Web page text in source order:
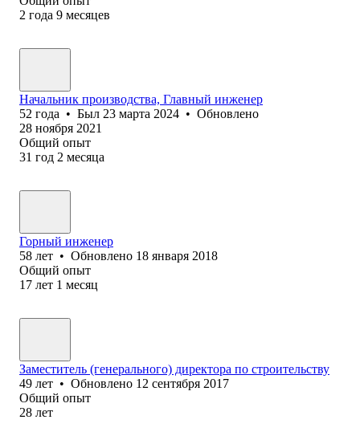
2 года 9 месяцев
Начальник производства, Главный инженер
52 года • Был 23 марта 2024 • Обновлено
28 ноября 2021
Общий опыт
31 год 2 месяца
Горный инженер
58 лет • Обновлено 18 января 2018
Общий опыт
17 лет 1 месяц
Заместитель (генерального) директора по строительству
49 лет • Обновлено 12 сентября 2017
Общий опыт
28 лет